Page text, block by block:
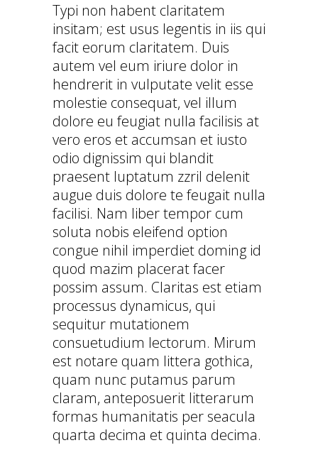
Typi non habent claritatem
insitam; est usus legentis in iis qui
facit eorum claritatem. Duis
autem vel eum iriure dolor in
hendrerit in vulputate velit esse
molestie consequat, vel illum
dolore eu feugiat nulla facilisis at
vero eros et accumsan et iusto
odio dignissim qui blandit
praesent luptatum zzril delenit
augue duis dolore te feugait nulla
facilisi. Nam liber tempor cum
soluta nobis eleifend option
congue nihil imperdiet doming id
quod mazim placerat facer
possim assum. Claritas est etiam
processus dynamicus, qui
sequitur mutationem
consuetudium lectorum. Mirum
est notare quam littera gothica,
quam nunc putamus parum
claram, anteposuerit litterarum
formas humanitatis per seacula
quarta decima et quinta decima.